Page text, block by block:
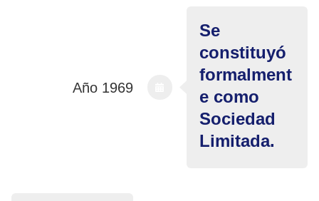
Se
constituyó
formalment
e como
Sociedad
Limitada.
Año 1969